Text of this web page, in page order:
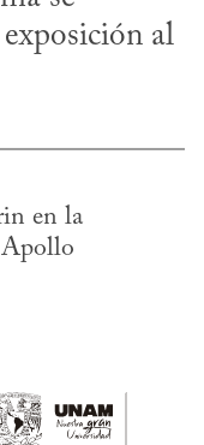
al
en la
Apollo